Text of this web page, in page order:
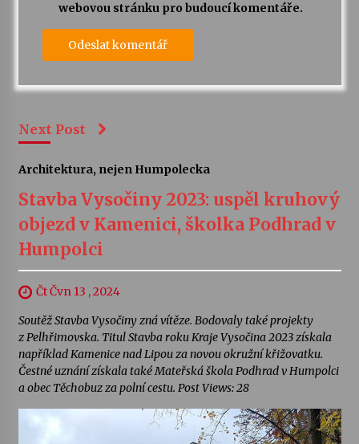
webovou stránku pro budoucí komentáře.
Next Post
Architektura, nejen Humpolecka
Stavba Vysočiny 2023: uspěl kruhový
objezd v Kamenici, školka Podhrad v
Humpolci
Čt Čvn 13 , 2024
Soutěž Stavba Vysočiny zná vítěze. Bodovaly také projekty
z Pelhřimovska. Titul Stavba roku Kraje Vysočina 2023 získala
například Kamenice nad Lipou za novou okružní křižovatku.
Čestné uznání získala také Mateřská škola Podhrad v Humpolci
a obec Těchobuz za polní cestu. Post Views: 28